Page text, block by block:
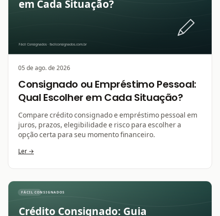
05 de ago. de 2026
Consignado ou Empréstimo Pessoal:
Qual Escolher em Cada Situação?
Compare crédito consignado e empréstimo pessoal em
juros, prazos, elegibilidade e risco para escolher a
opção certa para seu momento financeiro.
Ler →